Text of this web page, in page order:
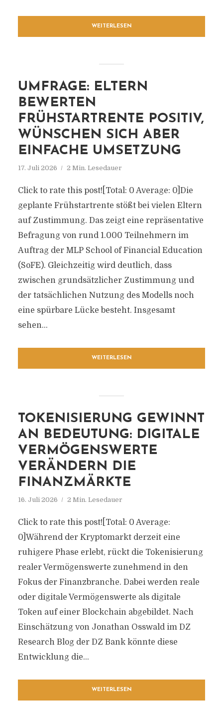
WEITERLESEN
UMFRAGE: ELTERN
BEWERTEN
FRÜHSTARTRENTE POSITIV,
WÜNSCHEN SICH ABER
EINFACHE UMSETZUNG
17. Juli 2026 2 Min. Lesedauer
Click to rate this post![Total: 0 Average: 0]Die
geplante Frühstartrente stößt bei vielen Eltern
auf Zustimmung. Das zeigt eine repräsentative
Befragung von rund 1.000 Teilnehmern im
Auftrag der MLP School of Financial Education
(SoFE). Gleichzeitig wird deutlich, dass
zwischen grundsätzlicher Zustimmung und
der tatsächlichen Nutzung des Modells noch
eine spürbare Lücke besteht. Insgesamt
sehen...
WEITERLESEN
TOKENISIERUNG GEWINNT
AN BEDEUTUNG: DIGITALE
VERMÖGENSWERTE
VERÄNDERN DIE
FINANZMÄRKTE
16. Juli 2026 2 Min. Lesedauer
Click to rate this post![Total: 0 Average:
0]Während der Kryptomarkt derzeit eine
ruhigere Phase erlebt, rückt die Tokenisierung
realer Vermögenswerte zunehmend in den
Fokus der Finanzbranche. Dabei werden reale
oder digitale Vermögenswerte als digitale
Token auf einer Blockchain abgebildet. Nach
Einschätzung von Jonathan Osswald im DZ
Research Blog der DZ Bank könnte diese
Entwicklung die...
WEITERLESEN